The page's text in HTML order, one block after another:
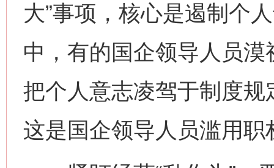
大”事项，核心是遏制个
中，有的国企领导人员
把个人意志凌驾于制度规
这是国企领导人员滥用